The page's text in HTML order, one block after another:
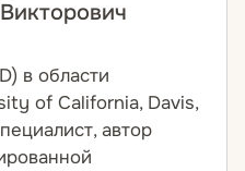
в области
of California, Davis,
автор